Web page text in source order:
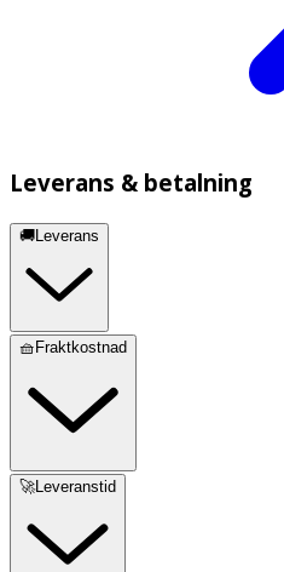
Leverans & betalning
🚚Leverans
🧺Fraktkostnad
🚀Leveranstid